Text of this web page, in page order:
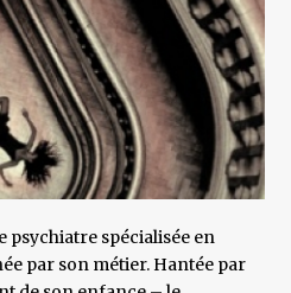
psychiatre spécialisée en
par son métier. Hantée par